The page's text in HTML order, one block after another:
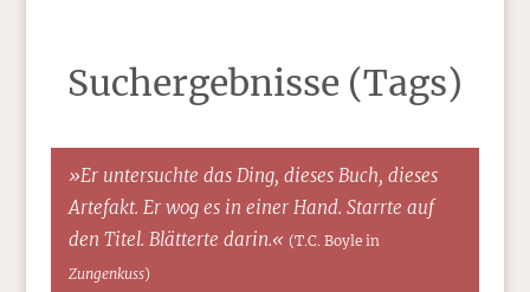
Suchergebnisse (Tags)
»Er untersuchte das Ding, dieses Buch, dieses
Artefakt. Er wog es in einer Hand. Starrte auf
den Titel. Blätterte darin.« (T.C. Boyle in
Zungenkuss)